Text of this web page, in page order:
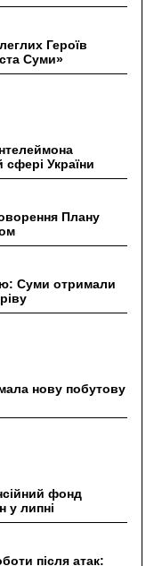
Героїв
Суми»
сфері України
Плану
Суми отримали
нову побутову
фонд
у липні
після атак: